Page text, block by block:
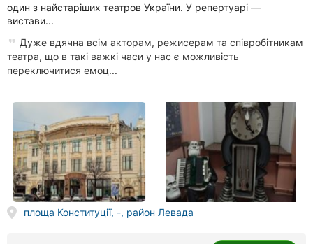
один з найстаріших театров України. У репертуарі —
вистави...
Дуже вдячна всім акторам, режисерам та співробітникам
театра, що в такі важкі часи у нас є можливість
переключитися емоц...
площа Конституції, -, район Левада